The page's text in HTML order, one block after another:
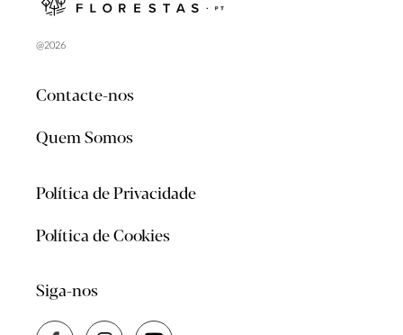
@2026
Contacte-nos
Quem Somos
Política de Privacidade
Política de Cookies
Siga-nos